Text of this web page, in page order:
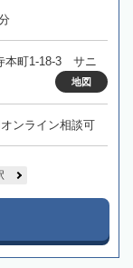
本町1-18-3 サニ
地図
ンライン相談可